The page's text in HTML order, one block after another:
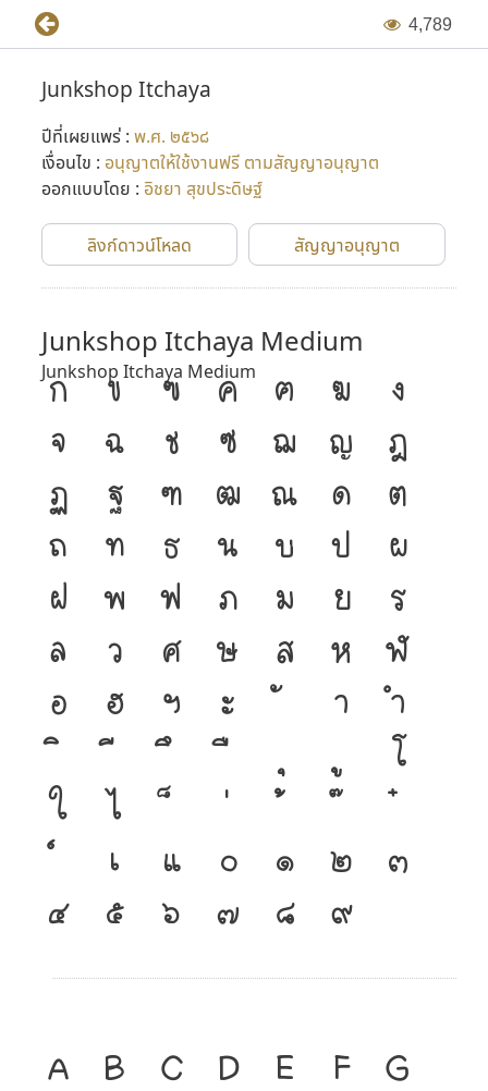
4,789
Junkshop Itchaya
ปีที่เผยแพร่ : พ.ศ. ๒๕๖๘
เงื่อนไข : อนุญาตให้ใช้งานฟรี ตามสัญญาอนุญาต
ออกแบบโดย : อิชยา สุขประดิษฐ์
ลิงก์ดาวน์โหลด สัญญาอนุญาต
Junkshop Itchaya Medium
Junkshop Itchaya Medium
ก ข ฃ ค ฅ ฆ
ง
จ
ฉ ช ซ ฌ ญ
ฎ
ฏ
ฐ ฑ ฒ ณ ด
ต
ถ
ท ธ น บ ป
ผ
ฝ
พ ฟ ภ ม ย
ร
ล
ว ศ ษ ส ห
ฬ
อ
ฮ ฯ ะ า
ำ
โ
ใ
ไ
เ
แ ๐ ๑ ๒
๓
๔
๕ ๖ ๗ ๘ ๙
A B C D E F
G